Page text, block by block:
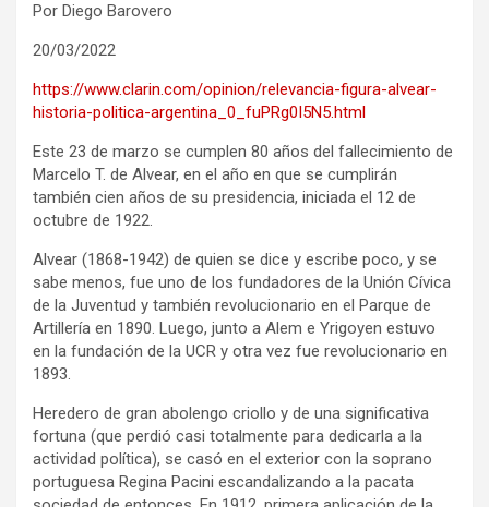
Por Diego Barovero
20/03/2022
https://www.clarin.com/opinion/relevancia-figura-alvear-
historia-politica-argentina_0_fuPRg0I5N5.html
Este 23 de marzo se cumplen 80 años del fallecimiento de
Marcelo T. de Alvear, en el año en que se cumplirán
también cien años de su presidencia, iniciada el 12 de
octubre de 1922.
Alvear (1868-1942) de quien se dice y escribe poco, y se
sabe menos, fue uno de los fundadores de la Unión Cívica
de la Juventud y también revolucionario en el Parque de
Artillería en 1890. Luego, junto a Alem e Yrigoyen estuvo
en la fundación de la UCR y otra vez fue revolucionario en
1893.
Heredero de gran abolengo criollo y de una significativa
fortuna (que perdió casi totalmente para dedicarla a la
actividad política), se casó en el exterior con la soprano
portuguesa Regina Pacini escandalizando a la pacata